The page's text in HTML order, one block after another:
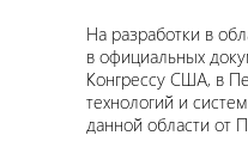
На разработки в
в официальных
Конгрессу США, в
технологий и
данной области от